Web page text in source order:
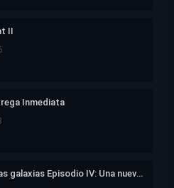
II
Inmediata
La guerra de las galaxias Episodio IV: Una nueva esperanza